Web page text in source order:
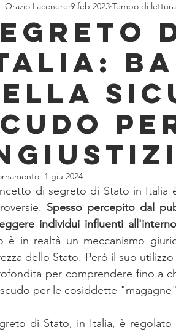
Parola ai giovani L'esperto
Orazio Lacenere 9 feb 2023 Tempo di
1 giu 2024
di segreto di Stato in Italia
Spesso percepito dal
individui influenti
è in realtà un meccanismo
dello Stato. Però il suo
per comprendere fino a
per le cosiddette
di Stato, in Italia, è